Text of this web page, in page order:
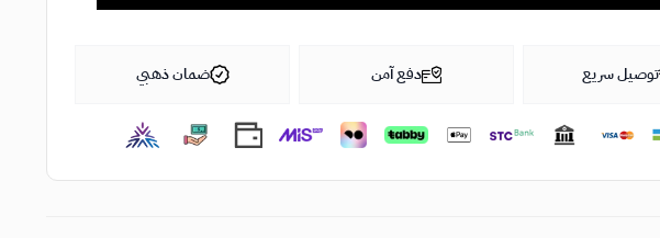
توصيل سريع دفع آمن ضمان ذهبي